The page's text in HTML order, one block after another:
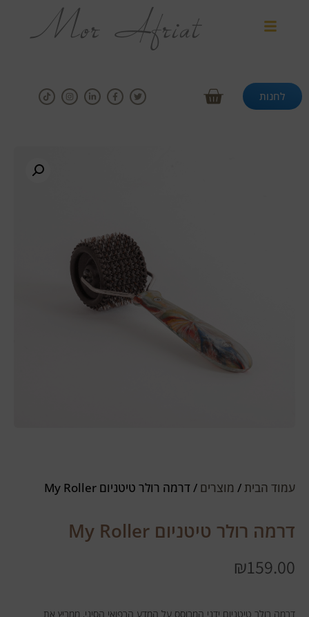
לחנות
עמוד הבית/ מוצרים / דרמה רולר טיטניום My Roller
דרמה רולר טיטניום My Roller
₪159.00
דרמה רולר טיטניום ידני המבוסס על המדע הרפואי הסיני, ממריץ את